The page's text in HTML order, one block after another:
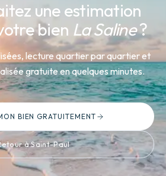
une estimation
bien La Saline?
lecture quartier par quartier et
gratuite en quelques minutes.
BIEN GRATUITEMENT
à Saint-Paul